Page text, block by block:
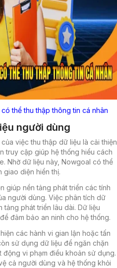
thể thu thập thông tin cá nhân
người dùng
việc thu thập dữ liệu là cải thiện
truy cập giúp hệ thống hiểu cách
Nhờ dữ liệu này, Nowgoal có thể
giao diện hiển thị.
giúp nền tảng phát triển các tính
người dùng. Việc phân tích dữ
tảng phát triển lâu dài. Dữ liệu
đảm bảo an ninh cho hệ thống.
các hành vi gian lận hoặc tấn
sử dụng dữ liệu để ngăn chặn
vi phạm điều khoản sử dụng.
cả người dùng và hệ thống khỏi